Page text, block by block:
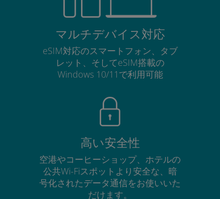
マルチデバイス対応
eSIM対応のスマートフォン、タブ
レット、そしてeSIM搭載の
Windows 10/11で利用可能
高い安全性
空港やコーヒーショップ、ホテルの
公共Wi-Fiスポットより安全な、暗
号化されたデータ通信をお使いいた
だけます。